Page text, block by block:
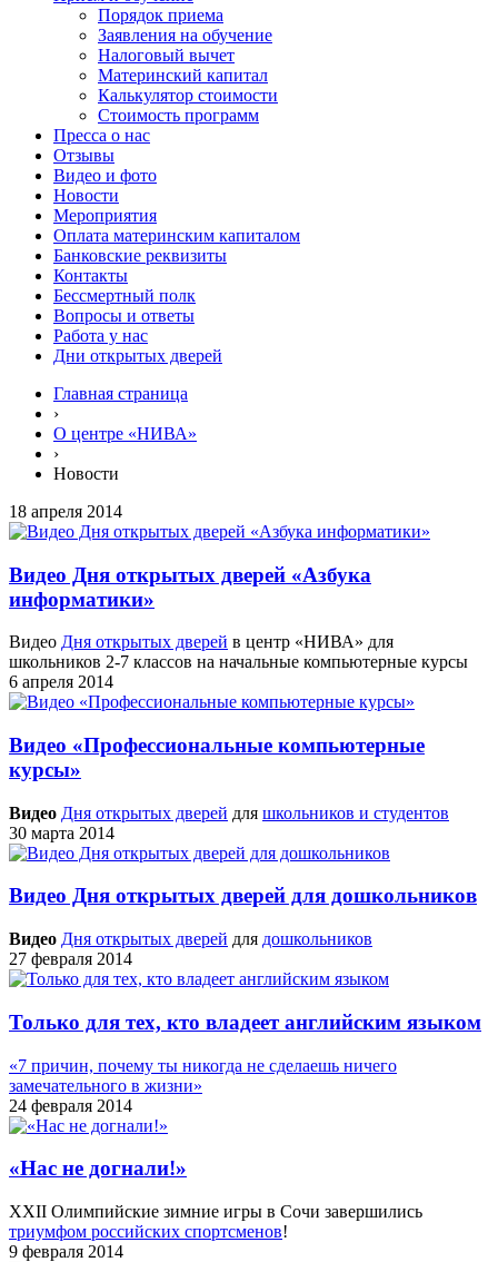
Порядок приема
Заявления на обучение
Налоговый вычет
Материнский капитал
Калькулятор стоимости
Стоимость программ
Пресса о нас
Отзывы
Видео и фото
Новости
Мероприятия
Оплата материнским капиталом
Банковские реквизиты
Контакты
Бессмертный полк
Вопросы и ответы
Работа у нас
Дни открытых дверей
Главная страница
›
О центре «НИВА»
›
Новости
18 апреля 2014
Видео Дня открытых дверей «Азбука
информатики»
Видео Дня открытых дверей в центр «НИВА» для
школьников 2-7 классов на начальные компьютерные курсы
6 апреля 2014
Видео «Профессиональные компьютерные
курсы»
Видео Дня открытых дверей для школьников и студентов
30 марта 2014
Видео Дня открытых дверей для дошкольников
Видео Дня открытых дверей для дошкольников
27 февраля 2014
Только для тех, кто владеет английским языком
«7 причин, почему ты никогда не сделаешь ничего
замечательного в жизни»
24 февраля 2014
«Нас не догнали!»
XXII Олимпийские зимние игры в Сочи завершились
триумфом российских спортсменов!
9 февраля 2014